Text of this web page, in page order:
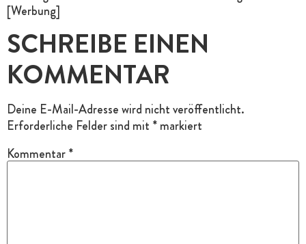
[Werbung]
SCHREIBE EINEN
KOMMENTAR
Deine E-Mail-Adresse wird nicht veröffentlicht.
Erforderliche Felder sind mit *markiert
Kommentar*